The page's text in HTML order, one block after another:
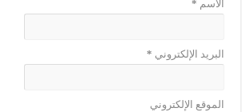
الاسم *
البريد الإلكتروني *
الموقع الإلكتروني